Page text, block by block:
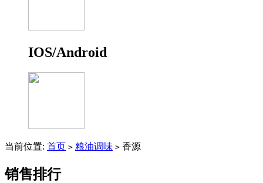
IOS/Android
当前位置: 首页 > 粮油调味 > 香源
销售排行